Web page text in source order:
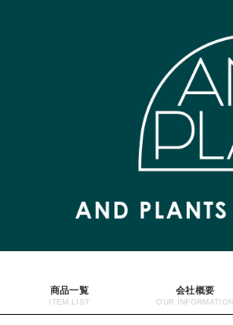
商品一覧 会社概要